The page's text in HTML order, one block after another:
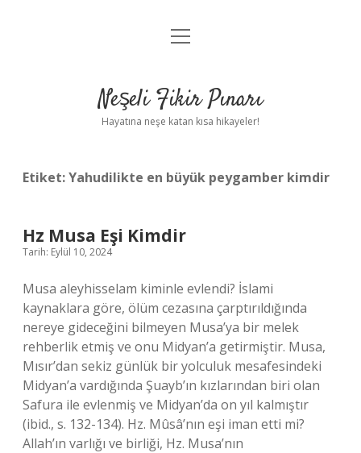
Anasayfa
Yasal Uyarı
menüyü
Neşeli Fikir Pınarı
Hayatına neşe katan kısa hikayeler!
Etiket:Yahudilikte en büyük peygamber kimdir
Hz Musa Eşi Kimdir
Tarih: Eylül 10, 2024
Musa aleyhisselam kiminle evlendi? İslami
kaynaklara göre, ölüm cezasına çarptırıldığında
nereye gideceğini bilmeyen Musa’ya bir melek
rehberlik etmiş ve onu Midyan’a getirmiştir. Musa,
Mısır’dan sekiz günlük bir yolculuk mesafesindeki
Midyan’a vardığında Şuayb’ın kızlarından biri olan
Safura ile evlenmiş ve Midyan’da on yıl kalmıştır
(ibid., s. 132-134). Hz. Mûsâ’nın eşi iman etti mi?
Allah’ın varlığı ve birliği, Hz. Musa’nın